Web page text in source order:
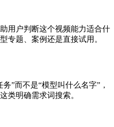
用户判断这个视频能力适合什
专题、案例还是直接试用。
”而不是“模型叫什么名字”，
类明确需求词搜索。